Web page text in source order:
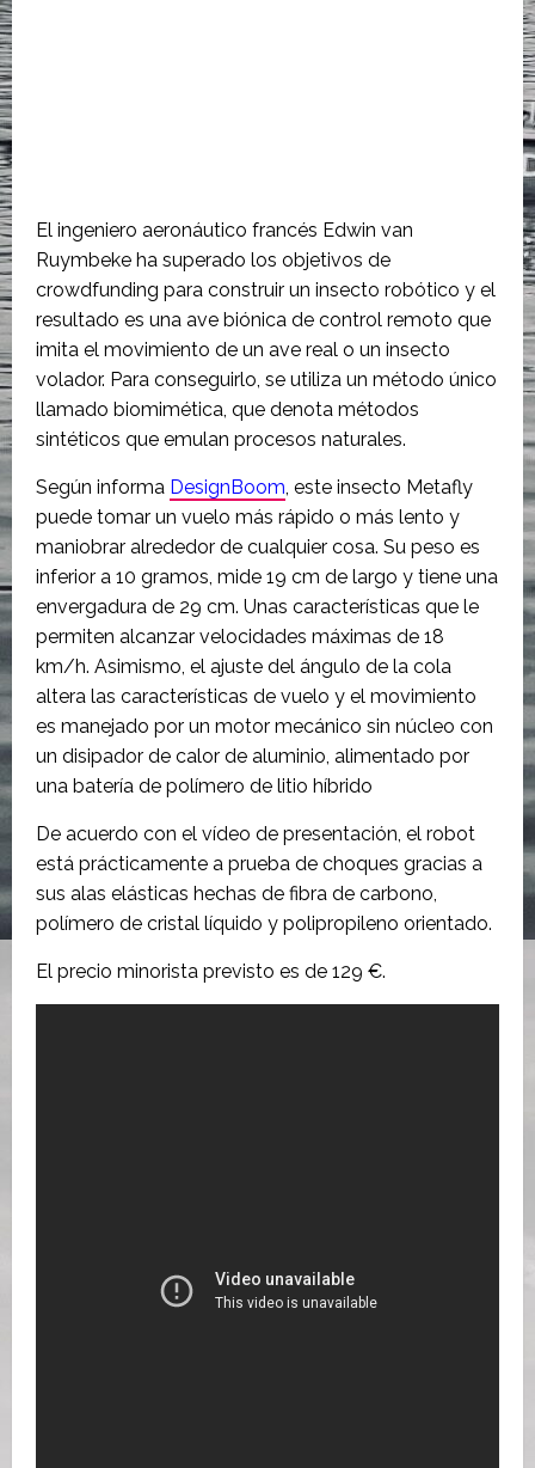
El ingeniero aeronáutico francés Edwin van
Ruymbeke ha superado los objetivos de
crowdfunding para construir un insecto robótico y el
resultado es una ave biónica de control remoto que
imita el movimiento de un ave real o un insecto
volador. Para conseguirlo, se utiliza un método único
llamado biomimética, que denota métodos
sintéticos que emulan procesos naturales.
Según informa DesignBoom, este insecto Metafly
puede tomar un vuelo más rápido o más lento y
maniobrar alrededor de cualquier cosa. Su peso es
inferior a 10 gramos, mide 19 cm de largo y tiene una
envergadura de 29 cm. Unas características que le
permiten alcanzar velocidades máximas de 18
km/h. Asimismo, el ajuste del ángulo de la cola
altera las características de vuelo y el movimiento
es manejado por un motor mecánico sin núcleo con
un disipador de calor de aluminio, alimentado por
una batería de polímero de litio híbrido
De acuerdo con el vídeo de presentación, el robot
está prácticamente a prueba de choques gracias a
sus alas elásticas hechas de fibra de carbono,
polímero de cristal líquido y polipropileno orientado.
El precio minorista previsto es de 129 €.